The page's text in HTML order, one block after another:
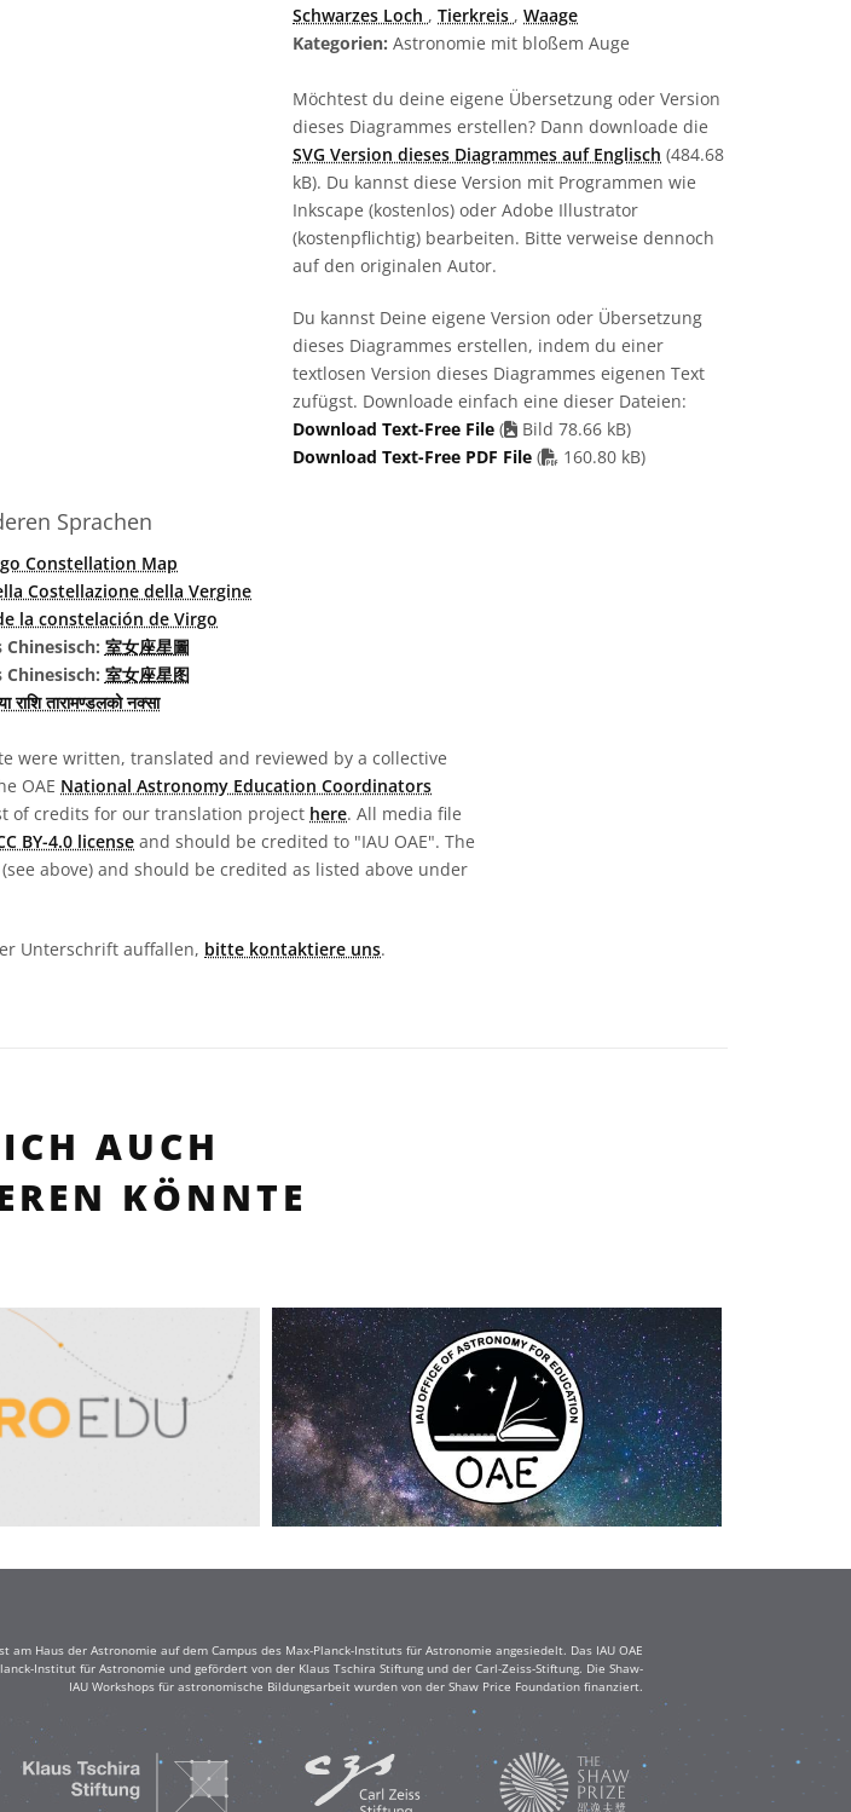
Schwarzes Loch , Tierkreis , Waage
Kategorien: Astronomie mit bloßem Auge
Möchtest du deine eigene Übersetzung oder Version
dieses Diagrammes erstellen? Dann downloade die
SVG Version dieses Diagrammes auf Englisch (484.68
kB). Du kannst diese Version mit Programmen wie
Inkscape (kostenlos) oder Adobe Illustrator
(kostenpflichtig) bearbeiten. Bitte verweise dennoch
auf den originalen Autor.
Du kannst Deine eigene Version oder Übersetzung
dieses Diagrammes erstellen, indem du einer
textlosen Version dieses Diagrammes eigenen Text
zufügst. Downloade einfach eine dieser Dateien:
Download Text-Free File (
Bild 78.66 kB)
Download Text-Free PDF File ( PDF file
160.80 kB)
Sprachen
Constellation Map
Costellazione della Vergine
la constelación de Virgo
室女座星圖
室女座星图
राशि तारामण्डलको नक्सा
were written, translated and reviewed by a collective
OAE National Astronomy Education Coordinators
of credits for our translation project here. All media file
BY-4.0 license and should be credited to "IAU OAE". The
above) and should be credited as listed above under
Unterschrift auffallen, bitte kontaktiere uns.
AUCH
KÖNNTE
Haus der Astronomie auf dem Campus des Max-Planck-Instituts für Astronomie angesiedelt. Das IAU OAE
Institut für Astronomie und gefördert von der Klaus Tschira Stiftung und der Carl-Zeiss-Stiftung. Die Shaw-
IAU Workshops für astronomische Bildungsarbeit wurden von der Shaw Price Foundation finanziert.